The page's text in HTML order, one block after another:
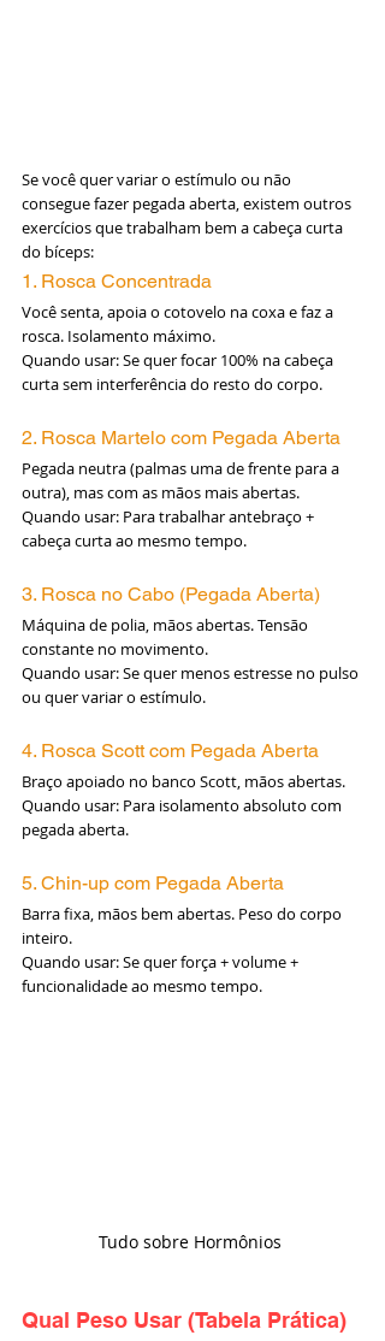
Se você quer variar o estímulo ou não
consegue fazer pegada aberta, existem outros
exercícios que trabalham bem a cabeça curta
do bíceps:
1. Rosca Concentrada
Você senta, apoia o cotovelo na coxa e faz a
rosca. Isolamento máximo.
Quando usar: Se quer focar 100% na cabeça
curta sem interferência do resto do corpo.
2. Rosca Martelo com Pegada Aberta
Pegada neutra (palmas uma de frente para a
outra), mas com as mãos mais abertas.
Quando usar: Para trabalhar antebraço +
cabeça curta ao mesmo tempo.
3. Rosca no Cabo (Pegada Aberta)
Máquina de polia, mãos abertas. Tensão
constante no movimento.
Quando usar: Se quer menos estresse no pulso
ou quer variar o estímulo.
4. Rosca Scott com Pegada Aberta
Braço apoiado no banco Scott, mãos abertas.
Quando usar: Para isolamento absoluto com
pegada aberta.
5. Chin-up com Pegada Aberta
Barra fixa, mãos bem abertas. Peso do corpo
inteiro.
Quando usar: Se quer força + volume +
funcionalidade ao mesmo tempo.
Tudo sobre Hormônios
Qual Peso Usar (Tabela Prática)